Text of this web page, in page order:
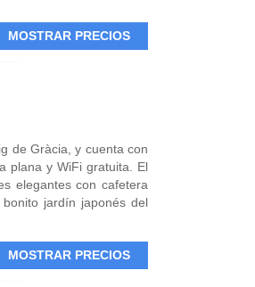
y a 10 minutos del
MOSTRAR PRECIOS
de Gràcia, y cuenta con
plana y WiFi gratuita. El
elegantes con cafetera
jardín japonés del
MOSTRAR PRECIOS